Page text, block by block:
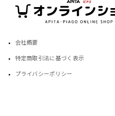
会社概要
特定商取引法に基づく表示
プライバシーポリシー